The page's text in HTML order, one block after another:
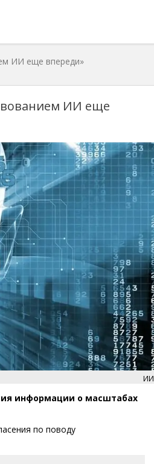
ИИ еще впереди»
ИИ еще
ИИ
информации о масштабах
по поводу